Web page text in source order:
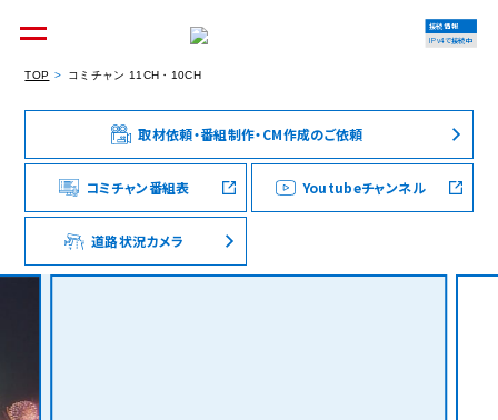
個人のお客様 集合住宅オーナーの方
法人のお客様 料金シミュレーション
接続情報
IPv4で接続中
TOP コミチャン 11CH・10CH
取材依頼・番組制作・CM作成のご依頼
コミチャン番組表 Youtubeチャンネル
道路状況カメラ